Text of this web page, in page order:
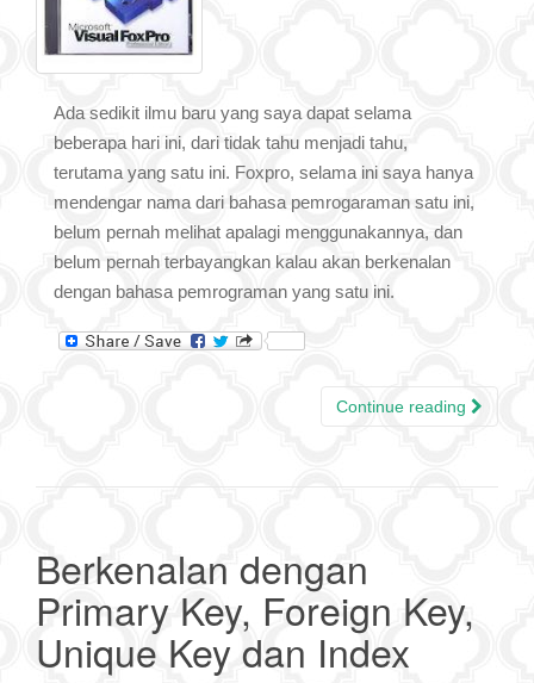
Ada sedikit ilmu baru yang saya dapat selama
beberapa hari ini, dari tidak tahu menjadi tahu,
terutama yang satu ini. Foxpro, selama ini saya hanya
mendengar nama dari bahasa pemrogaraman satu ini,
belum pernah melihat apalagi menggunakannya, dan
belum pernah terbayangkan kalau akan berkenalan
dengan bahasa pemrograman yang satu ini.
Continue reading
Berkenalan dengan
Primary Key, Foreign Key,
Unique Key dan Index